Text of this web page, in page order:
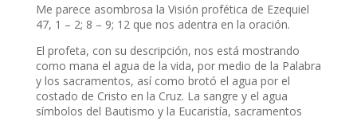
Me parece asombrosa la Visión profética de Ezequiel
47, 1 – 2; 8 – 9; 12 que nos adentra en la oración.
El profeta, con su descripción, nos está mostrando
como mana el agua de la vida, por medio de la Palabra
y los sacramentos, así como brotó el agua por el
costado de Cristo en la Cruz. La sangre y el agua
símbolos del Bautismo y la Eucaristía, sacramentos